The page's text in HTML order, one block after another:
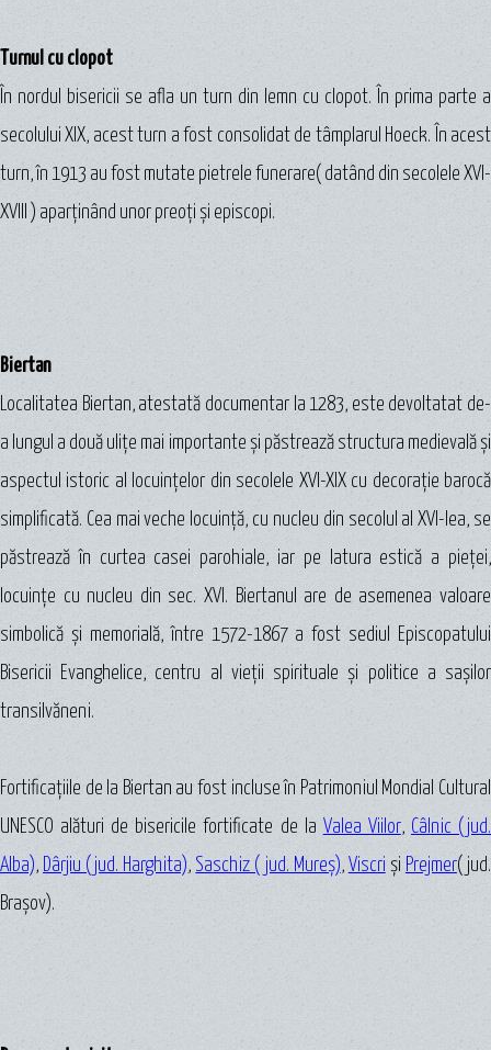
Turnul cu clopot
În nordul bisericii se afla un turn din lemn cu clopot. În prima parte a
secolului XIX, acest turn a fost consolidat de tâmplarul Hoeck. În acest
turn, în 1913 au fost mutate pietrele funerare( datând din secolele XVI-
XVIII ) aparţinând unor preoţi şi episcopi.
Biertan
Localitatea Biertan, atestată documentar la 1283, este devoltatat de-
a lungul a două uliţe mai importante şi păstrează structura medievală şi
aspectul istoric al locuinţelor din secolele XVI-XIX cu decoraţie barocă
simplificată. Cea mai veche locuinţă, cu nucleu din secolul al XVI-lea, se
păstrează în curtea casei parohiale, iar pe latura estică a pieţei,
locuinţe cu nucleu din sec. XVI. Biertanul are de asemenea valoare
simbolică şi memorială, între 1572-1867 a fost sediul Episcopatului
Bisericii Evanghelice, centru al vieţii spirituale şi politice a saşilor
transilvăneni.
Fortificaţiile de la Biertan au fost incluse în Patrimoniul Mondial Cultural
UNESCO alături de bisericile fortificate de la Valea Viilor, Câlnic (jud.
Alba), Dârjiu (jud. Harghita), Saschiz ( jud. Mureş), Viscri şi Prejmer( jud.
Braşov).